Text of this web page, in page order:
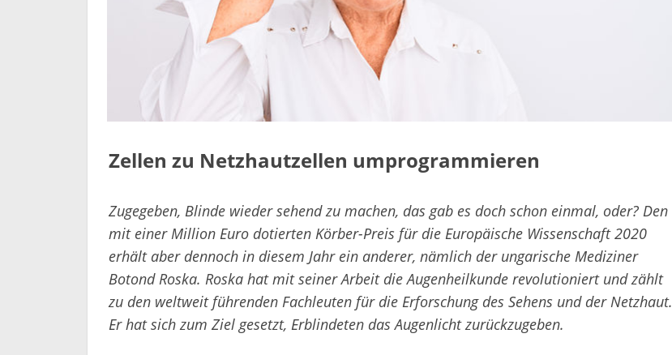
Zellen zu Netzhautzellen umprogrammieren
Zugegeben, Blinde wieder sehend zu machen, das gab es doch schon einmal, oder? Den
mit einer Million Euro dotierten Körber-Preis für die Europäische Wissenschaft 2020
erhält aber dennoch in diesem Jahr ein anderer, nämlich der ungarische Mediziner
Botond Roska. Roska hat mit seiner Arbeit die Augenheilkunde revolutioniert und zählt
zu den weltweit führenden Fachleuten für die Erforschung des Sehens und der Netzhaut.
Er hat sich zum Ziel gesetzt, Erblindeten das Augenlicht zurückzugeben.